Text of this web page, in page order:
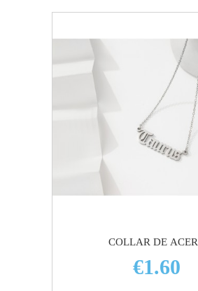
COLLAR DE
€1.60